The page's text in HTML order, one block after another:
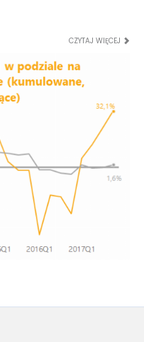
CZYTAJ WIĘCEJ